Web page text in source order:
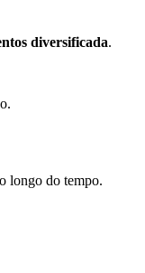
diversificada.
longo do tempo.